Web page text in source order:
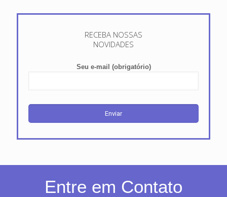
RECEBA NOSSAS
NOVIDADES
Seu e-mail (obrigatório)
Entre em Contato